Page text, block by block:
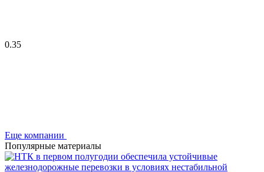
0.35
Еще компании
Популярные материалы